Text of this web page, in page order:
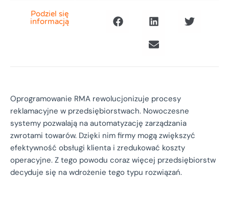
Podziel się
informacją
Oprogramowanie RMA rewolucjonizuje procesy
reklamacyjne w przedsiębiorstwach. Nowoczesne
systemy pozwalają na automatyzację zarządzania
zwrotami towarów. Dzięki nim firmy mogą zwiększyć
efektywność obsługi klienta i zredukować koszty
operacyjne. Z tego powodu coraz więcej przedsiębiorstw
decyduje się na wdrożenie tego typu rozwiązań.